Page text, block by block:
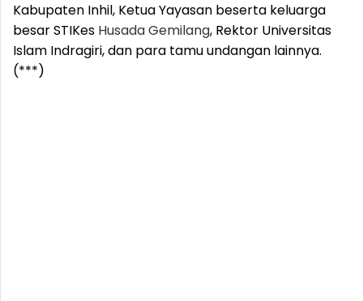
Kabupaten Inhil, Ketua Yayasan beserta keluarga
besar STIKes HusadaGemilang, Rektor Universitas
Islam Indragiri, dan para tamu undangan lainnya.
(***)